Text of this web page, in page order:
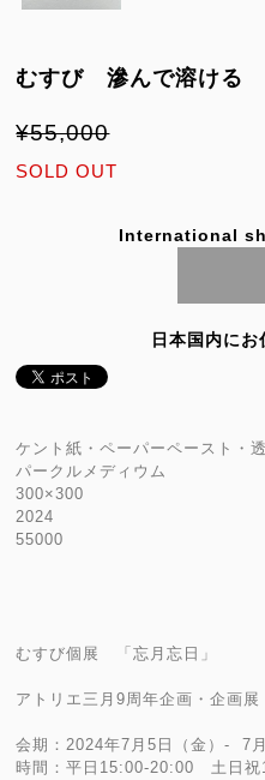
むすび 滲んで溶ける
¥55,000
SOLD OUT
International
日本国内に
ケント紙・ペーパーペースト・
パークルメディウム
300×300
2024
55000
むすび個展 「忘月忘日」
アトリエ三月9周年企画・企画展
会期：2024年7月5日（金）- 7月
時間：平日15:00-20:00 土日